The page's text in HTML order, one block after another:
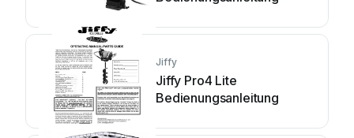
Jiffy
Jiffy Pro4 Lite
Bedienungsanleitung